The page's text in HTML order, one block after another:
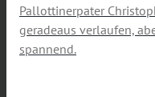
Pallottinerpater
geradeaus verlaufen,
spannend.